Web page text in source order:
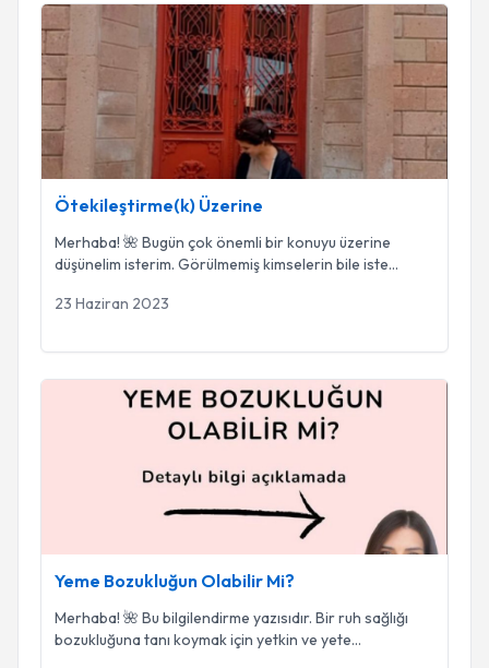
Ötekileştirme(k) Üzerine
Ötekileştirme(k) Üzerine
Merhaba! 🌺 Bugün çok önemli bir konuyu üzerine
düşünelim isterim. Görülmemiş kimselerin bile iste...
23 Haziran 2023
Yeme Bozukluğun Olabilir Mi?
Yeme Bozukluğun Olabilir Mi?
Merhaba! 🌺 Bu bilgilendirme yazısıdır. Bir ruh sağlığı
bozukluğuna tanı koymak için yetkin ve yete...